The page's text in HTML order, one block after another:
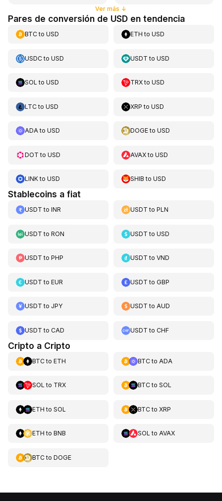
Ver más ↓
Pares de conversión de USD en tendencia
BTCto USD ETH toUSD
USDCto USD USDT toUSD
SOL to USD TRXtoUSD
LTCto USD XRP toUSD
ADAto USD DOGEtoUSD
DOT to USD AVAXtoUSD
LINKto USD SHIB toUSD
Stablecoins a fiat
USDT to INR USDT toPLN
USDT to RON USDT toUSD
USDT to PHP USDT toVND
USDT to EUR USDT toGBP
USDT to JPY USDT toAUD
USDT to CAD USDT toCHF
Cripto a Cripto
BTCto ETH BTCto ADA
SOL to TRX BTCto SOL
ETH to SOL BTCto XRP
ETH to BNB SOL to AVAX
BTCto DOGE